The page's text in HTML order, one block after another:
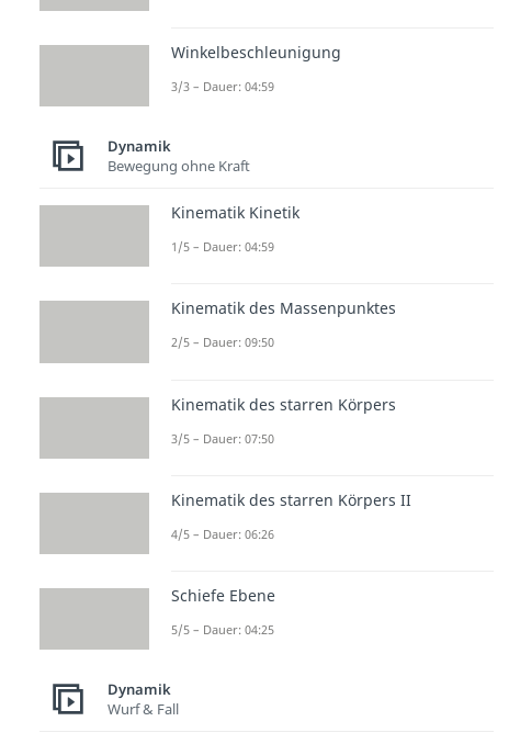
Winkelbeschleunigung
3/3 – Dauer: 04:59
Dynamik
Bewegung ohne Kraft
Kinematik Kinetik
1/5 – Dauer: 04:59
Kinematik des Massenpunktes
2/5 – Dauer: 09:50
Kinematik des starren Körpers
3/5 – Dauer: 07:50
Kinematik des starren Körpers II
4/5 – Dauer: 06:26
Schiefe Ebene
5/5 – Dauer: 04:25
Dynamik
Wurf & Fall